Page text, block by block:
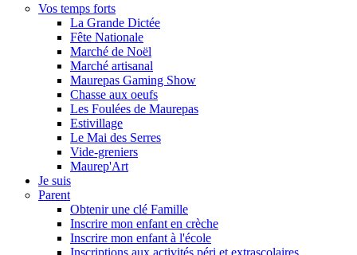
Vos temps forts
La Grande Dictée
Fête Nationale
Marché de Noël
Marché artisanal
Maurepas Gaming Show
Chasse aux oeufs
Les Foulées de Maurepas
Estivillage
Le Mai des Serres
Vide-greniers
Maurep'Art
Je suis
Parent
Obtenir une clé Famille
Inscrire mon enfant en crèche
Inscrire mon enfant à l'école